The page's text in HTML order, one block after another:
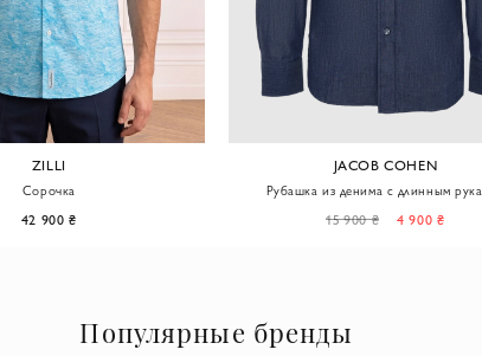
ZILLI
Сорочка
42 900 ₴
JACOB COHEN
Рубашка из денима с длинным
15 900 ₴ 4 900 ₴
Популярные бренды